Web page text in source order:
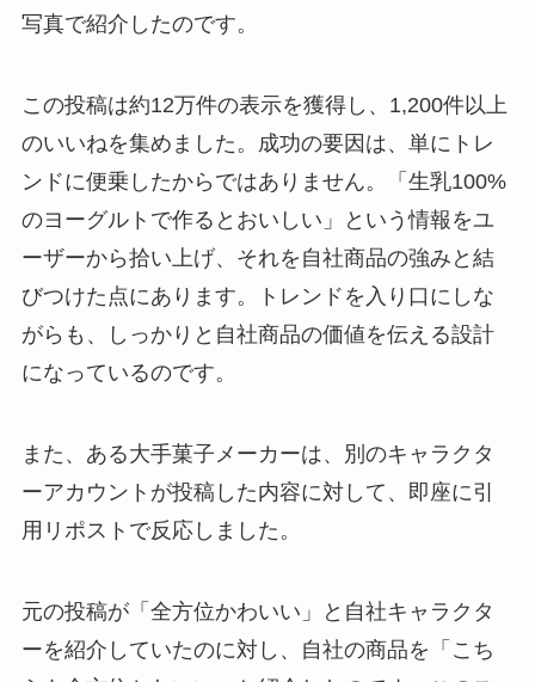
写真で紹介したのです。
この投稿は約12万件の表示を獲得し、1,200件以上
のいいねを集めました。成功の要因は、単にトレ
ンドに便乗したからではありません。「生乳100%
のヨーグルトで作るとおいしい」という情報をユ
ーザーから拾い上げ、それを自社商品の強みと結
びつけた点にあります。トレンドを入り口にしな
がらも、しっかりと自社商品の価値を伝える設計
になっているのです。
また、ある大手菓子メーカーは、別のキャラクタ
ーアカウントが投稿した内容に対して、即座に引
用リポストで反応しました。
元の投稿が「全方位かわいい」と自社キャラクタ
ーを紹介していたのに対し、自社の商品を「こち